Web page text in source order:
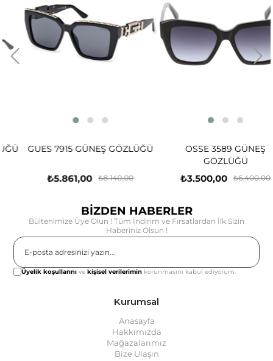
GUES 7915 GÜNEŞ GÖZLÜĞÜ
₺5.861,00 ₺8.140,00
OSSE 3589 GÜNEŞ
GÖZLÜĞÜ
₺3.500,00 ₺6.400,00
BİZDEN HABERLER
Bültenimize Üye Olun ! Tüm İndirim ve Fırsatlardan İlk Sizin
Haberiniz Olsun !
Üyelik koşullarını vekişisel verilerimin korunmasını kabul ediyorum.
Kurumsal
Anasayfa
Hakkımızda
Mağazalarımız
Bize Ulaşın